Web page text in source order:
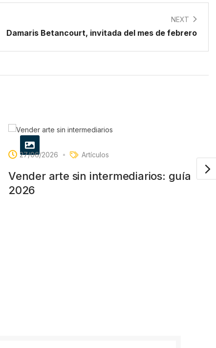
NEXT
Damaris Betancourt, invitada del mes de febrero
27/06/2026 Artículos
Vender arte sin intermediarios: guía
2026